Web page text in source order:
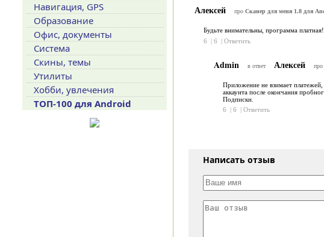
Алексей про Сканер для меня 1.8 для
Будьте внимательны, программа
6
| 6 | Ответить
Admin в ответ Алексей про
Приложение не взимает
аккаунта после окончания
Подписки.
6
| 6 | Ответить
Написать отзыв
Навигация, GPS
Образование
Офис, документы
Система
Скины, темы
Утилиты
Хобби, увлечения
ТОП-100 для Android